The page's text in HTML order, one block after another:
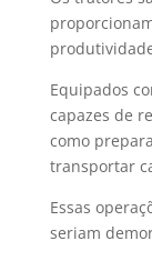
Equipados
capazes de
como
transportar
Essas
seriam